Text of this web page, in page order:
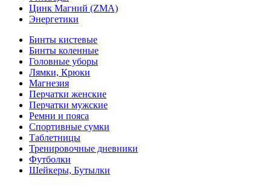
Цинк Магний (ZMA)
Энергетики
Бинты кистевые
Бинты коленные
Головные уборы
Лямки, Крюки
Магнезия
Перчатки женские
Перчатки мужские
Ремни и пояса
Спортивные сумки
Таблетницы
Тренировочные дневники
Футболки
Шейкеры, Бутылки